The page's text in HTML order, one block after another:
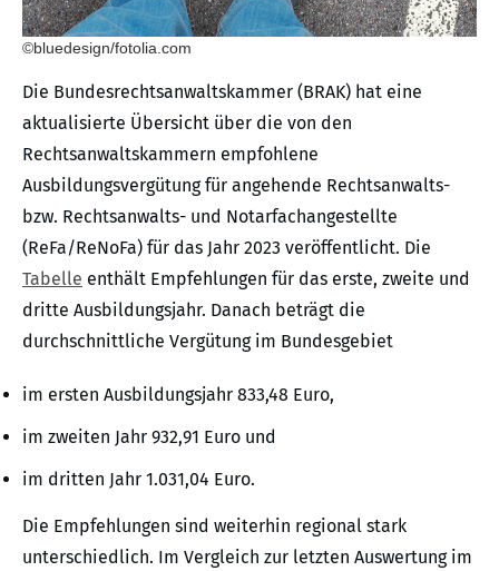
©bluedesign/fotolia.com
Die Bundesrechtsanwaltskammer (BRAK) hat eine
aktualisierte Übersicht über die von den
Rechtsanwaltskammern empfohlene
Ausbildungsvergütung für angehende Rechtsanwalts-
bzw. Rechtsanwalts- und Notarfachangestellte
(ReFa/ReNoFa) für das Jahr 2023 veröffentlicht. Die
Tabelle enthält Empfehlungen für das erste, zweite und
dritte Ausbildungsjahr. Danach beträgt die
durchschnittliche Vergütung im Bundesgebiet
im ersten Ausbildungsjahr 833,48 Euro,
im zweiten Jahr 932,91 Euro und
im dritten Jahr 1.031,04 Euro.
Die Empfehlungen sind weiterhin regional stark
unterschiedlich. Im Vergleich zur letzten Auswertung im